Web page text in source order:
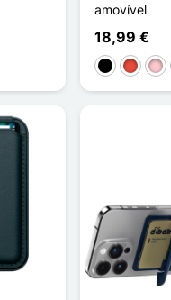
amovível
18,99 €
Preto